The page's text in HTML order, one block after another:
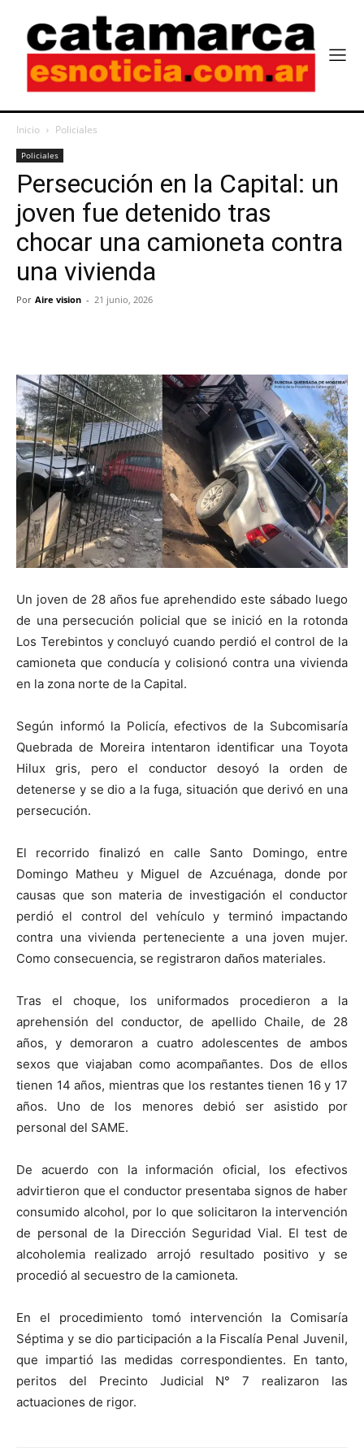
Inicio Policiales
Policiales
Persecución en la Capital: un
joven fue detenido tras
chocar una camioneta contra
una vivienda
Por Aire vision - 21 junio, 2026
Un joven de 28 años fue aprehendido este sábado luego
de una persecución policial que se inició en la rotonda
Los Terebintos y concluyó cuando perdió el control de la
camioneta que conducía y colisionó contra una vivienda
en la zona norte de la Capital.
Según informó la Policía, efectivos de la Subcomisaría
Quebrada de Moreira intentaron identificar una Toyota
Hilux gris, pero el conductor desoyó la orden de
detenerse y se dio a la fuga, situación que derivó en una
persecución.
El recorrido finalizó en calle Santo Domingo, entre
Domingo Matheu y Miguel de Azcuénaga, donde por
causas que son materia de investigación el conductor
perdió el control del vehículo y terminó impactando
contra una vivienda perteneciente a una joven mujer.
Como consecuencia, se registraron daños materiales.
Tras el choque, los uniformados procedieron a la
aprehensión del conductor, de apellido Chaile, de 28
años, y demoraron a cuatro adolescentes de ambos
sexos que viajaban como acompañantes. Dos de ellos
tienen 14 años, mientras que los restantes tienen 16 y 17
años. Uno de los menores debió ser asistido por
personal del SAME.
De acuerdo con la información oficial, los efectivos
advirtieron que el conductor presentaba signos de haber
consumido alcohol, por lo que solicitaron la intervención
de personal de la Dirección Seguridad Vial. El test de
alcoholemia realizado arrojó resultado positivo y se
procedió al secuestro de la camioneta.
En el procedimiento tomó intervención la Comisaría
Séptima y se dio participación a la Fiscalía Penal Juvenil,
que impartió las medidas correspondientes. En tanto,
peritos del Precinto Judicial N° 7 realizaron las
actuaciones de rigor.